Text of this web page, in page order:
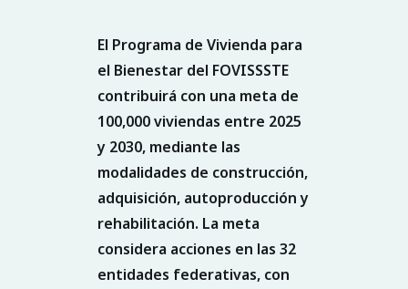
El Programa de Vivienda para
el Bienestar del FOVISSSTE
contribuirá con una meta de
100,000 viviendas entre 2025
y 2030, mediante las
modalidades de construcción,
adquisición, autoproducción y
rehabilitación. La meta
considera acciones en las 32
entidades federativas, con